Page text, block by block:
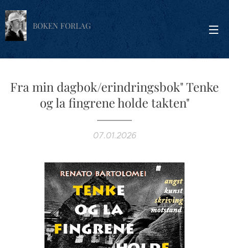
BOKEN FORLAG
Fra min dagbok/erindringsbok" Tenke
og la fingrene holde takten"
07.01.2026